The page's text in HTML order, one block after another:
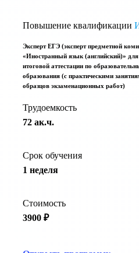
Повышение квалификации
Эксперт ЕГЭ (эксперт предметной
«Иностранный язык (английский)» для
итоговой аттестации по
образования (с практическими
образцов экзаменационных работ)
Трудоемкость
72 ак.ч.
Срок обучения
1 неделя
Стоимость
3900 ₽